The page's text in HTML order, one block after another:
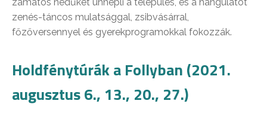
zenés-táncos mulatsággal, zsibvásárral,
főzőversennyel és gyerekprogramokkal fokozzák.
Holdfénytúrák a Follyban (2021.
augusztus 6., 13., 20., 27.)